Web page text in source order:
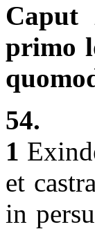
Caput
primo
54.
1
et
in